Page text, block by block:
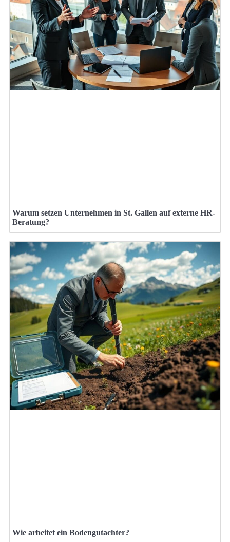
Warum setzen Unternehmen in St. Gallen auf externe HR-
Beratung?
Wie arbeitet ein Bodengutachter?